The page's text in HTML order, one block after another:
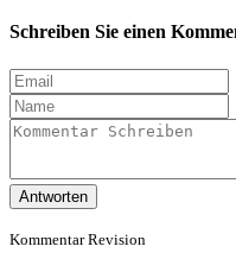
Schreiben Sie einen
Antworten
Kommentar Revision